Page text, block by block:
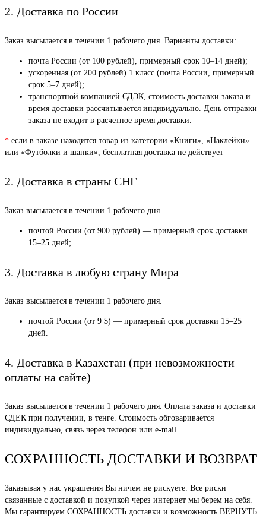
2. Доставка по России
Заказ высылается в течении 1 рабочего дня. Варианты доставки:
почта России (от 100 рублей), примерный срок 10–14 дней);
ускоренная (от 200 рублей) 1 класс (почта России, примерный
срок 5–7 дней);
транспортной компанией СДЭК, стоимость доставки заказа и
время доставки рассчитывается индивидуально. День отправки
заказа не входит в расчетное время доставки.
* если в заказе находится товар из категории «Книги», «Наклейки»
или «Футболки и шапки», бесплатная доставка не действует
2. Доставка в страны СНГ
Заказ высылается в течении 1 рабочего дня.
почтой России (от 900 рублей) — примерный срок доставки
15–25 дней;
3. Доставка в любую страну Мира
Заказ высылается в течении 1 рабочего дня.
почтой России (от 9 $) — примерный срок доставки 15–25
дней.
4. Доставка в Казахстан (при невозможности
оплаты на сайте)
Заказ высылается в течении 1 рабочего дня. Оплата заказа и доставки
СДЕК при получении, в тенге. Стоимость обговаривается
индивидуально, связь через телефон или e-mail.
СОХРАННОСТЬ ДОСТАВКИ И ВОЗВРАТ
Заказывая у нас украшения Вы ничем не рискуете. Все риски
связанные с доставкой и покупкой через интернет мы берем на себя.
Мы гарантируем СОХРАННОСТЬ доставки и возможность ВЕРНУТЬ